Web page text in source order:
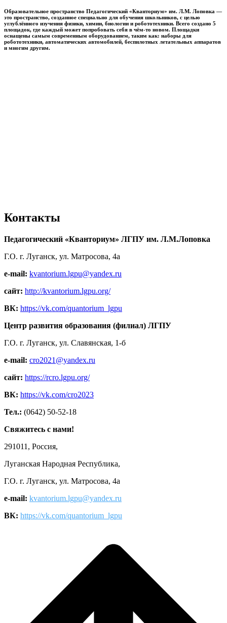
Образовательное пространство Педагогический «Кванториум» им. Л.М. Лоповка —
это пространство, созданное специально для обучения школьников, с целью
углублённого изучения физики, химии, биологии и робототехники. Всего создано 5
площадок, где каждый может попробовать себя в чём-то новом. Площадки
оснащены самым современным оборудованием, таким как: наборы для
робототехники, автоматических автомобилей, беспилотных летательных аппаратов
и многим другим.
Контакты
Педагогический «Кванториум» ЛГПУ им. Л.М.Лоповка
Г.О. г. Луганск, ул. Матросова, 4а
e-mail: kvantorium.lgpu@yandex.ru
сайт: http://kvantorium.lgpu.org/
ВК: https://vk.com/quantorium_lgpu
Центр развития образования (филиал) ЛГПУ
Г.О. г. Луганск, ул. Славянская, 1-б
e-mail: cro2021@yandex.ru
сайт: https://rcro.lgpu.org/
ВК: https://vk.com/cro2023
Тел.: (0642) 50-52-18
Свяжитесь с нами!
291011, Россия,
Луганская Народная Республика,
Г.О. г. Луганск, ул. Матросова, 4а
e-mail: kvantorium.lgpu@yandex.ru
ВК: https://vk.com/quantorium_lgpu